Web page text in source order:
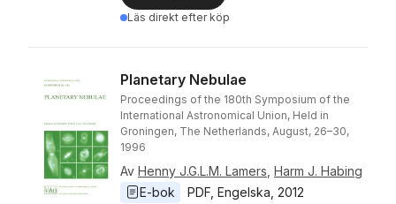
Läs direkt efter köp
Planetary Nebulae
Proceedings of the 180th Symposium of the
International Astronomical Union, Held in
Groningen, The Netherlands, August, 26–30,
1996
Av Henny J.G.L.M. Lamers Harm J. Habing
E-bok
PDF Engelska 2012